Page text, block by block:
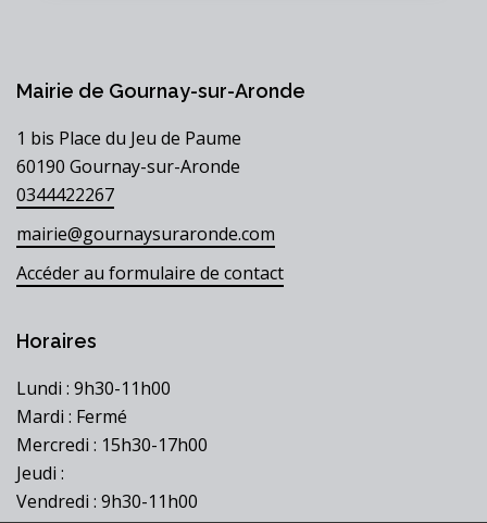
Mairie de Gournay-sur-Aronde
1 bis Place du Jeu de Paume
60190 Gournay-sur-Aronde
0344422267
mairie@gournaysuraronde.com
Accéder au formulaire de contact
Horaires
Lundi : 9h30-11h00
Mardi : Fermé
Mercredi : 15h30-17h00
Jeudi :
Vendredi : 9h30-11h00